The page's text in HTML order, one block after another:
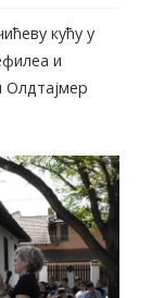
кућу у
и
Олдтајмер